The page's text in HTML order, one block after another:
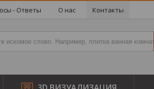
- Ответы О нас Контакты